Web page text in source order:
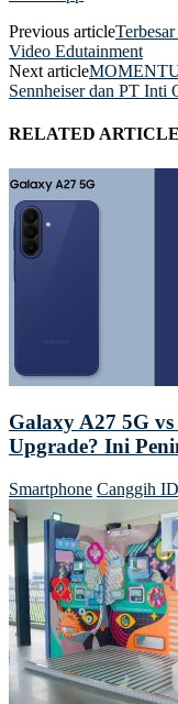
Previous article
Video Edutainment
Next article
Sennheiser dan PT Inti
RELATED
Galaxy A27 5G
Upgrade? Ini
Smartphone Canggih ID